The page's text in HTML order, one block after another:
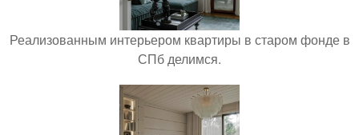
Реализованным интерьером квартиры в старом фонде в
СПб делимся.